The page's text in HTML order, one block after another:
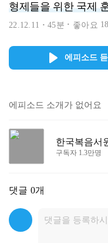
형제들을 위한 국제
22.12.11 45분 좋아요 18
에피소드 듣
에피소드 소개가 없어요
한국복음서
구독자 1.3만명
댓글 0개